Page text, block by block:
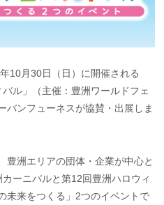
10月30日（日）に開催される
ル」（主催：豊洲ワールドフェ
バンフューネスが協賛・出展しま
豊洲エリアの団体・企業が中心と
ーニバルと第12回豊洲ハロウィ
未来をつくる」2つのイベントで